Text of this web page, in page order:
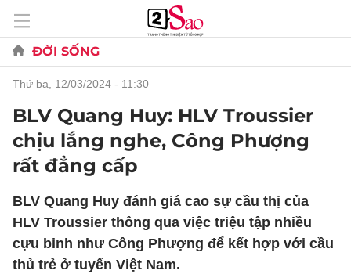
ĐỜI SỐNG
thứ ba, 12/03/2024 - 11:30
BLV Quang Huy: HLV Troussier
chịu lắng nghe, Công Phượng
rất đẳng cấp
BLV Quang Huy đánh giá cao sự cầu thị của
HLV Troussier thông qua việc triệu tập nhiều
cựu binh như Công Phượng để kết hợp với cầu
thủ trẻ ở tuyển Việt Nam.